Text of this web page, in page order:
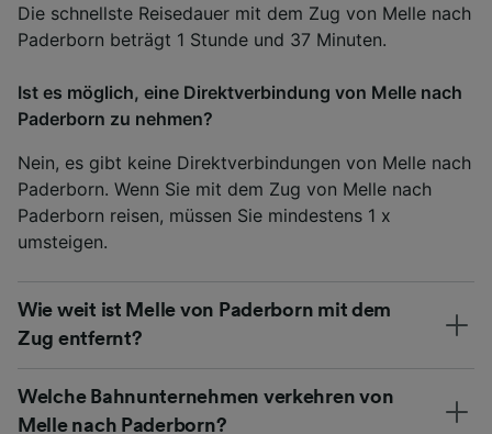
Die schnellste Reisedauer mit dem Zug von Melle nach
Paderborn beträgt 1 Stunde und 37 Minuten.
Ist es möglich, eine Direktverbindung von Melle nach
Paderborn zu nehmen?
Nein, es gibt keine Direktverbindungen von Melle nach
Paderborn. Wenn Sie mit dem Zug von Melle nach
Paderborn reisen, müssen Sie mindestens 1 x
umsteigen.
Wie weit ist Melle von Paderborn mit dem
Zug entfernt?
Welche Bahnunternehmen verkehren von
Melle nach Paderborn?